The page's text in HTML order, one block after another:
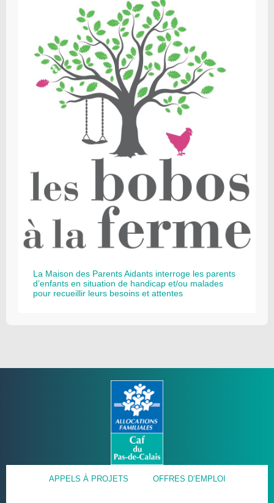
La Maison des Parents Aidants interroge les parents
d’enfants en situation de handicap et/ou malades
pour recueillir leurs besoins et attentes
APPELS À PROJETS OFFRES D’EMPLOI